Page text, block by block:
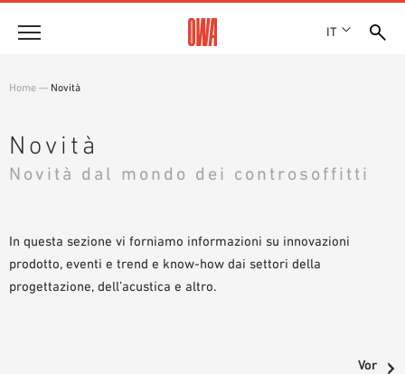
IT
RICONOSCIMENTI
PANORAMICA PRODOTTI
RICERCA GUIDATA
Soluzioni
Consulenza tecnica
Home — Novità
Novità
Novità dal mondo dei controsoffitti
In questa sezione vi forniamo informazioni su innovazioni
prodotto, eventi e trend e know-how dai settori della
progettazione, dell’acustica e altro.
Vor